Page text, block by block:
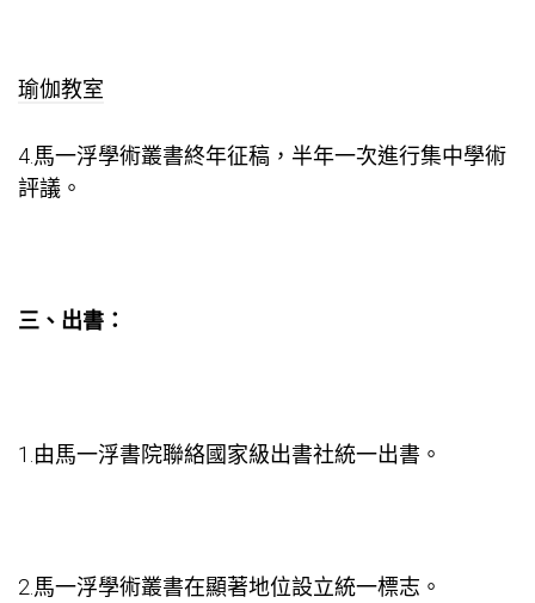
瑜伽教室
4.馬一浮學術叢書終年征稿，半年一次進行集中學術
評議。
三、出書：
1.由馬一浮書院聯絡國家級出書社統一出書。
2.馬一浮學術叢書在顯著地位設立統一標志。